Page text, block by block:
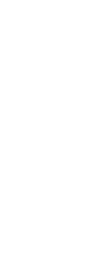
、醇酸树脂、